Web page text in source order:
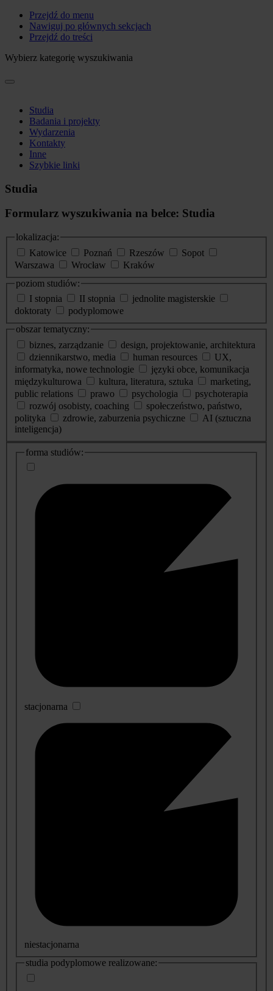
Przejdź do menu
Nawiguj po głównych sekcjach
Przejdź do treści
Wybierz kategorię wyszukiwania
Studia
Badania i projekty
Wydarzenia
Kontakty
Inne
Szybkie linki
Studia
Formularz wyszukiwania na belce: Studia
lokalizacja:
Katowice
Poznań Rzeszów
Sopot
Warszawa
Wrocław
Kraków
poziom studiów:
I stopnia
II stopnia
jednolite magisterskie
doktoraty
podyplomowe
obszar tematyczny:
biznes, zarządzanie
design, projektowanie, architektura
dziennikarstwo, media
human resources
UX,
informatyka, nowe technologie
języki obce, komunikacja
międzykulturowa
kultura, literatura, sztuka
marketing,
public relations
prawo psychologia
psychoterapia
rozwój osobisty, coaching
społeczeństwo, państwo,
polityka
zdrowie, zaburzenia psychiczne
AI (sztuczna
inteligencja)
dodatkowe
informacje
forma studiów:
stacjonarna
niestacjonarna
studia podyplomowe realizowane: